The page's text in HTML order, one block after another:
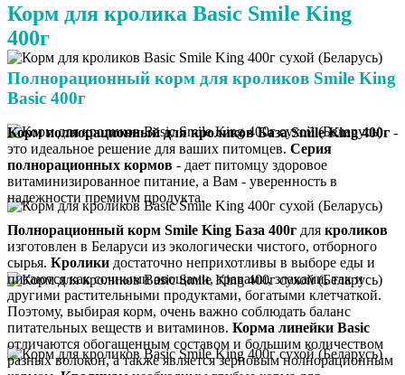
Корм для кролика Basic Smile King
400г
Полнорационный корм для кроликов Smile King
Basic 400г
Корм полнорационный для кроликов База Smile King 400г -
это идеальное решение для ваших питомцев. Серия
полнорационных кормов - дает питомцу здоровое
витаминизированное питание, а Вам - уверенность в
надежности премиум продукта.
Полнорационный корм Smile King База 400г для кроликов
изготовлен в Беларуси из экологически чистого, отборного
сырья. Кролики достаточно неприхотливы в выборе еды и
питаются как сочными овощами, травами, злаками, так и
другими растительными продуктами, богатыми клетчаткой.
Поэтому, выбирая корм, очень важно соблюдать баланс
питательных веществ и витаминов. Корма линейки Basic
отличаются обогащенным составом и большим количеством
разных волокон, а также является зерновым полнорационным